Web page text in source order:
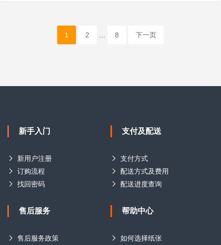
1 2 … 8 下一页
新手入门
新用户注册
订购流程
找回密码
支付及配送
支付方式
配送方式及费用
配送进度查询
售后服务
售后服务政策
帮助中心
如何选择纸张